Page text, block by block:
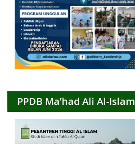
PPDB Ma’had Ali Al-Islam